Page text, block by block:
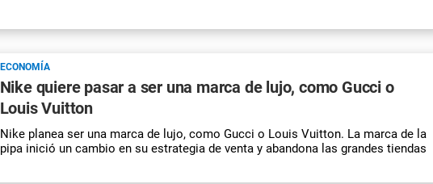
ECONOMÍA
Nike quiere pasar a ser una marca de lujo, como Gucci o
Louis Vuitton
Nike planea ser una marca de lujo, como Gucci o Louis Vuitton. La marca de la
pipa inició un cambio en su estrategia de venta y abandona las grandes tiendas